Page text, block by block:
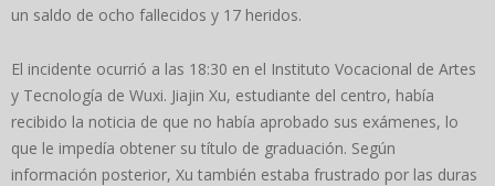
un saldo de ocho fallecidos y 17 heridos.
El incidente ocurrió a las 18:30 en el Instituto Vocacional de Artes
y Tecnología de Wuxi. Jiajin Xu, estudiante del centro, había
recibido la noticia de que no había aprobado sus exámenes, lo
que le impedía obtener su título de graduación. Según
información posterior, Xu también estaba frustrado por las duras